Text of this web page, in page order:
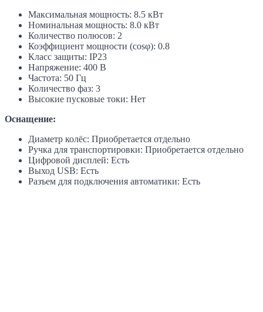
Максимальная мощность: 8.5 кВт
Номинальная мощность: 8.0 кВт
Количество полюсов: 2
Коэффициент мощности (cosφ): 0.8
Класс защиты: IP23
Напряжение: 400 В
Частота: 50 Гц
Количество фаз: 3
Высокие пусковые токи: Нет
Оснащение:
Диаметр колёс: Приобретается отдельно
Ручка для транспортировки: Приобретается отдельно
Цифровой дисплей: Есть
Выход USB: Есть
Разъем для подключения автоматики: Есть